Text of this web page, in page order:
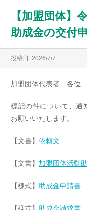
【加盟団体
助成金の交付
投稿日: 2026/7/7
加盟団体代表者 各位
標記の件について、通
お願いいたします。
【文書】依頼文
【文書】 加盟団体活動
【様式】 助成金申請書
【様式】 助成金請求書